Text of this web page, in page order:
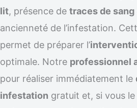
lit, présence de traces de sang
ancienneté de l’infestation.
permet de préparer l’
optimale. Notre professionnel
pour réaliser immédiatement le
infestation gratuit et, si vous